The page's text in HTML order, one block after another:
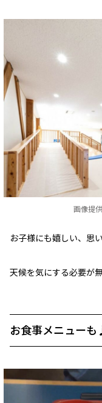
画像提
お子様にも嬉しい、思
天候を気にする必要が
お食事メニューも